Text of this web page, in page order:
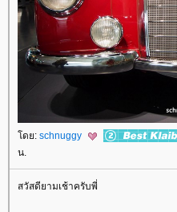
ดย: schnuggy
น.
สวัสดียามเช้าครับพี่